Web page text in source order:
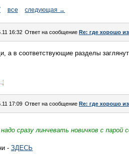
все следующая →
16:32 Ответ на сообщение Re: где хорошо
а в соответствующие разделы
17:09 Ответ на сообщение Re: где хорошо
сразу линчевать новичков с парой
- ЗДЕСЬ